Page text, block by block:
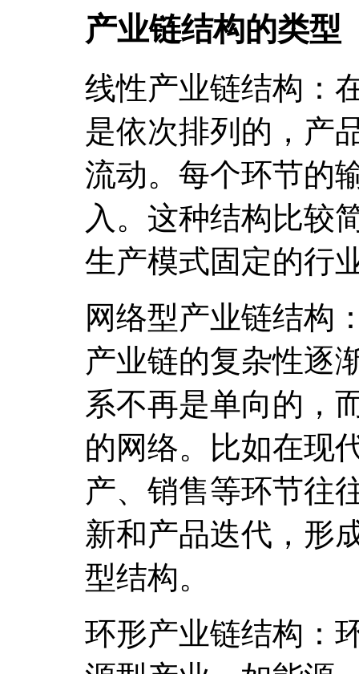
产业链结构的类型
线性产业链结构：
是依次排列的，产
流动。每个环节的
入。这种结构比较
生产模式固定的行
网络型产业链结构
产业链的复杂性逐
系不再是单向的，
的网络。比如在现
产、销售等环节往
新和产品迭代，形
型结构。
环形产业链结构：